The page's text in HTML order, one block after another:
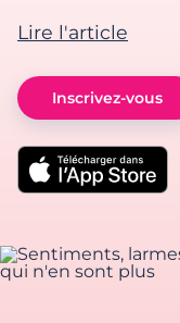
Lire l'article
Inscrivez-vous